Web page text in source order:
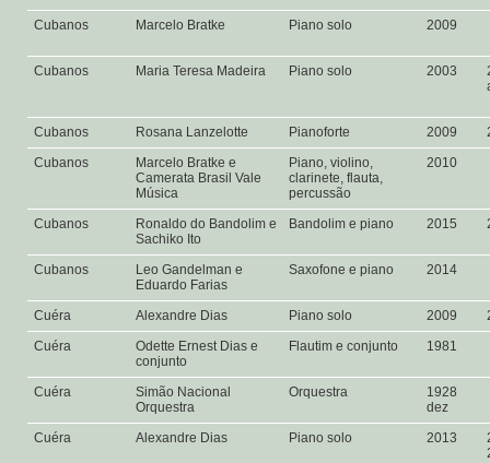
Cubanos Marcelo Bratke Piano solo 2009
Cubanos Maria Teresa Madeira Piano solo 2003
Cubanos Rosana Lanzelotte Pianoforte 2009
Cubanos
Marcelo Bratke e
Camerata Brasil Vale
Música
Piano, violino,
clarinete, flauta,
percussão
2010
Cubanos
Ronaldo do Bandolim e
Sachiko Ito
Bandolim e piano 2015
Cubanos
Leo Gandelman e
Eduardo Farias
Saxofone e piano 2014
Cuéra Alexandre Dias Piano solo 2009
Cuéra
Odette Ernest Dias e
conjunto
Flautim e conjunto 1981
Cuéra
Simão Nacional
Orquestra
Orquestra
1928
dez
Cuéra
Alexandre Dias Piano solo 2013